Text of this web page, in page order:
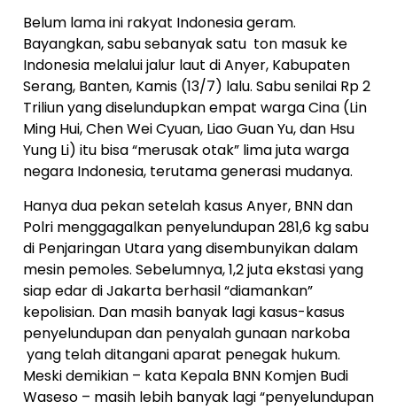
Belum lama ini rakyat Indonesia geram.
Bayangkan, sabu sebanyak satu ton masuk ke
Indonesia melalui jalur laut di Anyer, Kabupaten
Serang, Banten, Kamis (13/7) lalu. Sabu senilai Rp 2
Triliun yang diselundupkan empat warga Cina (Lin
Ming Hui, Chen Wei Cyuan, Liao Guan Yu, dan Hsu
Yung Li) itu bisa “merusak otak” lima juta warga
negara Indonesia, terutama generasi mudanya.
Hanya dua pekan setelah kasus Anyer, BNN dan
Polri menggagalkan penyelundupan 281,6 kg sabu
di Penjaringan Utara yang disembunyikan dalam
mesin pemoles. Sebelumnya, 1,2 juta ekstasi yang
siap edar di Jakarta berhasil “diamankan”
kepolisian. Dan masih banyak lagi kasus-kasus
penyelundupan dan penyalah gunaan narkoba
yang telah ditangani aparat penegak hukum.
Meski demikian – kata Kepala BNN Komjen Budi
Waseso – masih lebih banyak lagi “penyelundupan